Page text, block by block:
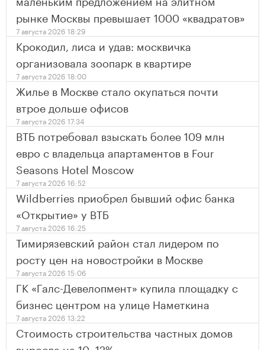
рынке Москвы превышает 1000 «квадратов»
7 августа 2026 18:29
Крокодил, лиса и удав: москвичка
организовала зоопарк в квартире
7 августа 2026 18:00
Жилье в Москве стало окупаться почти
втрое дольше офисов
7 августа 2026 17:34
ВТБ потребовал взыскать более 109 млн
евро с владельца апартаментов в Four
Seasons Hotel Moscow
7 августа 2026 16:52
Wildberries приобрел бывший офис банка
«Открытие» у ВТБ
7 августа 2026 16:25
Тимирязевский район стал лидером по
росту цен на новостройки в Москве
7 августа 2026 15:06
ГК «Галс-Девелопмент» купила площадку с
бизнес центром на улице Наметкина
7 августа 2026 13:22
Стоимость строительства частных домов